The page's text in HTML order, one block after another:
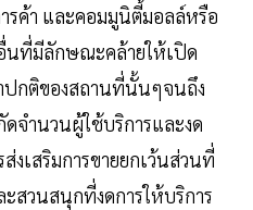
รค้า และคอมมูนิตี้มอลล์หรือ
นที่มีลักษณะคล้ายให้เปิด
ปกติของสถานที่นั้นๆจนถึง
ดจำนวนผู้ใช้บริการและงด
งเสริมการขายยกเว้นส่วนที่
สวนสนุกที่งดการให้บริการ